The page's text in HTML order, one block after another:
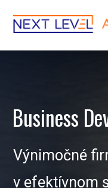
Business
Výnimočné
v efektívnom